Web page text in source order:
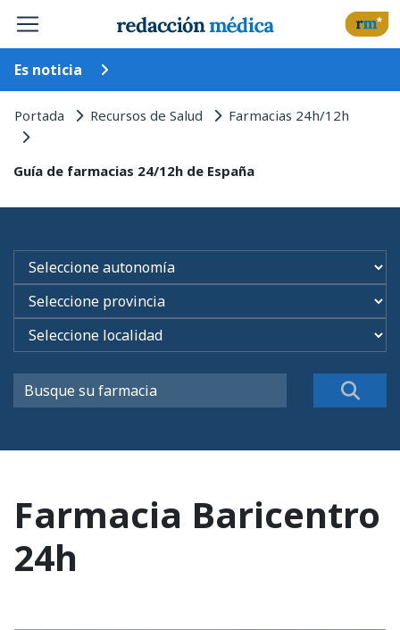
Es noticia
Portada Recursos de Salud Farmacias 24h/12h
Guía de farmacias 24/12h de España
Farmacia Baricentro
24h